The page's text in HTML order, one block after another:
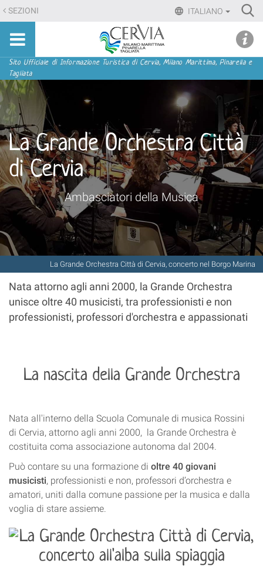
Salta
ai
contenuti.
Salta
alla
navigazione
ITALIANO
SEZIONI
Sito
turistico
ufficiale
Pinarella,
Tagliata
Sezioni
Sito Ufficiale di Informazione Turistica di Cervia, Milano Marittima, Pinarella e
Tagliata
La Grande Orchestra Città di Cervia, concerto nel Borgo Marina
La Grande Orchestra Città
di Cervia
Ambasciatori della Musica
Nata attorno agli anni 2000, la Grande Orchestra
unisce oltre 40 musicisti, tra professionisti e non
professionisti, professori d'orchestra e appassionati
La nascita della Grande Orchestra
Nata all'interno della Scuola Comunale di musica Rossini
di Cervia, attorno agli anni 2000, la Grande Orchestra è
costituita coma associazione autonoma dal 2004.
Può contare su una formazione di oltre 40 giovani
musicisti, professionisti e non, professori d’orchestra e
amatori, uniti dalla comune passione per la musica e dalla
voglia di stare assieme.
menu